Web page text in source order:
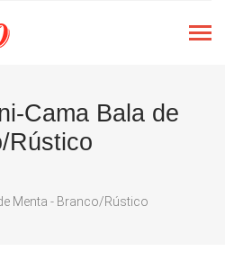
Cama Bala de
Rústico
Menta - Branco/Rústico